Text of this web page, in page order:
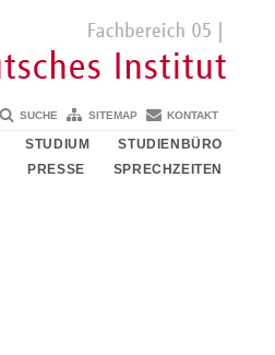
SUCHE SITEMAP KONTAKT
STUDIUM
STUDIENBÜRO
PRESSE SPRECHZEITEN